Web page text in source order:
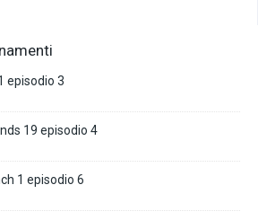
episodio 3
19 episodio 4
1 episodio 6